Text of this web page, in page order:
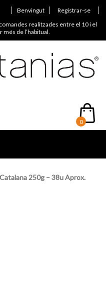
Benvingut Registrar-se
realitzades entre el 10 i el
més de l’habitual.
0
250g – 38u Aprox.